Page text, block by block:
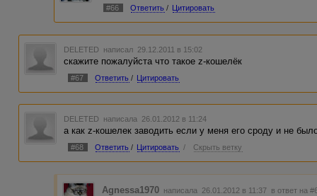
#66 Ответить / Цитировать
DELETED написал 29.12.2011 в 15:02
скажите пожалуйста что такое z-кошелёк
#67 Ответить / Цитировать
DELETED написала 26.01.2012 в 11:24
а как z-кошелек заводить если у меня его сроду и не
#68 Ответить / Цитировать / Скрыть ветку
Agnessa1970 написала 26.01.2012 в 11:37 в ответ на